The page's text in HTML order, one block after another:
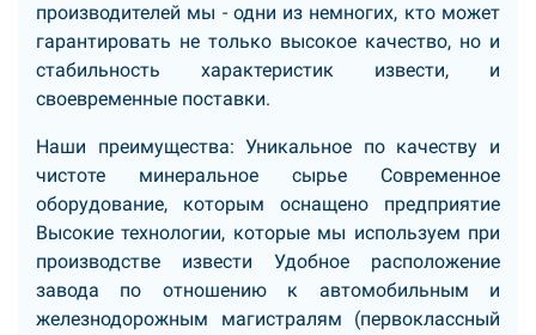
производителей мы - одни из немногих, кто может
гарантировать не только высокое качество, но и
стабильность характеристик извести, и
своевременные поставки.
Наши преимущества: Уникальное по качеству и
чистоте минеральное сырье Современное
оборудование, которым оснащено предприятие
Высокие технологии, которые мы используем при
производстве извести Удобное расположение
завода по отношению к автомобильным и
железнодорожным магистралям (первоклассный